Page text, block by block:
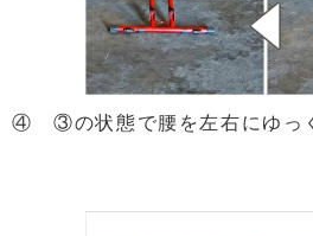
④ ③の状態で腰を左右にゆっ